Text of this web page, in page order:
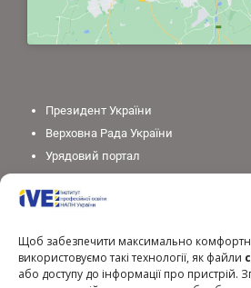
Щоб забезпечити максимально
використовуємо такі технології, як файли
або доступу до інформації про пристрій.
Президент України
Верховна Рада України
Урядовий портал
Законодавство України
Міністерство освіти і науки України